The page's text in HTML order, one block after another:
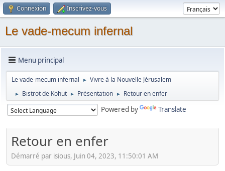
Connexion Inscrivez-vous
Le vade-mecum infernal
Menu principal
Le vade-mecum infernal ► Vivre à la Nouvelle Jérusalem
► Bistrot de Kohut ► Présentation ► Retour en enfer
Powered by Translate
Retour en enfer
Démarré par isious, Juin 04, 2023, 11:50:01 AM